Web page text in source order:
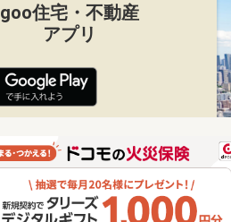
goo住宅・不動産
アプリ